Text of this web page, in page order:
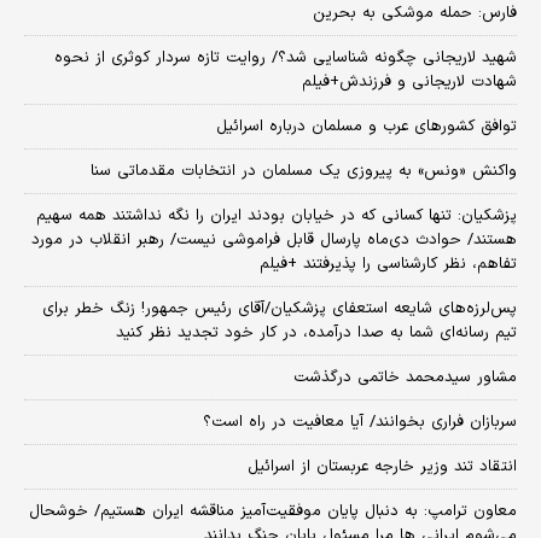
فارس: حمله موشکی به بحرین
شهید لاریجانی چگونه شناسایی شد؟/ روایت تازه سردار کوثری از نحوه
شهادت لاریجانی و فرزندش+فیلم
توافق کشورهای عرب و مسلمان درباره اسرائیل
واکنش «ونس» به پیروزی یک مسلمان در انتخابات مقدماتی سنا
پزشکیان: تنها کسانی که در خیابان بودند ایران را نگه نداشتند همه سهیم
هستند/ حوادث دی‌ماه پارسال قابل فراموشی نیست/ رهبر انقلاب در مورد
تفاهم، نظر کارشناسی را پذیرفتند +فیلم
پس‌لرزه‌های شایعه استعفای پزشکیان/آقای رئیس جمهور! زنگ خطر برای
تیم رسانه‌ای شما به صدا درآمده، در کار خود تجدید نظر کنید
مشاور سیدمحمد خاتمی درگذشت
سربازان فراری بخوانند/ آیا معافیت در راه است؟
انتقاد تند وزیر خارجه عربستان از اسرائیل
معاون ترامپ: به دنبال پایان موفقیت‌آمیز مناقشه ایران هستیم/ خوشحال